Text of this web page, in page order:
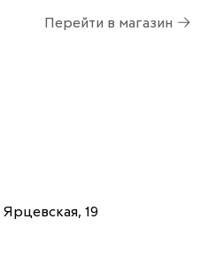
Перейти в магазин
Ярцевская, 19